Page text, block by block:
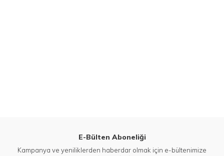
E-Bülten Aboneliği
Kampanya ve yeniliklerden haberdar olmak için e-bültenimize